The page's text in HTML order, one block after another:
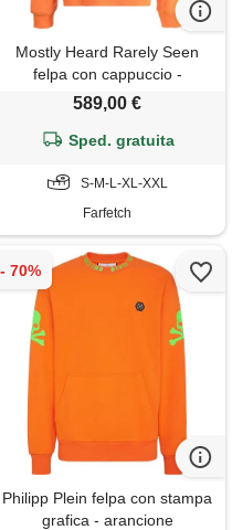
Mostly Heard Rarely Seen
felpa con cappuccio -
arancione
589,00 €
Sped. gratuita
S-M-L-XL-XXL
Farfetch
Philipp Plein felpa con stampa
grafica - arancione